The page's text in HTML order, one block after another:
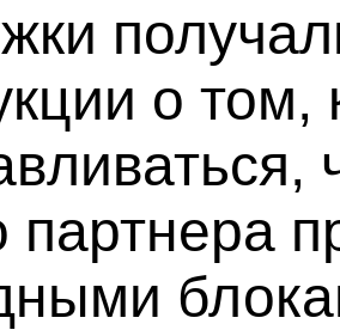
о том,
партнера